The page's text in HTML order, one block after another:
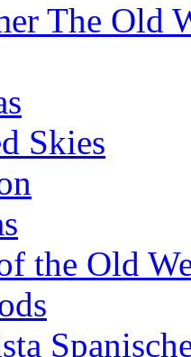
The Old
Skies
the Old